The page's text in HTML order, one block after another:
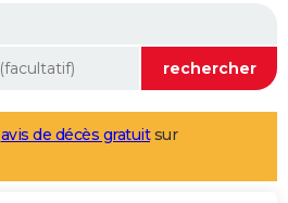
avis de décès gratuitsur